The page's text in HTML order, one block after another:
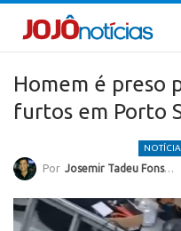
Homem é preso
furtos em Porto
Por Josemir Tadeu Fonseca